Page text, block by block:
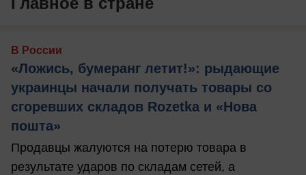
В России
«Ложись, бумеранг летит!»: рыдающие
украинцы начали получать товары со
сгоревших складов Rozetka и «Нова
пошта»
Продавцы жалуются на потерю товара в
результате ударов по складам сетей, а